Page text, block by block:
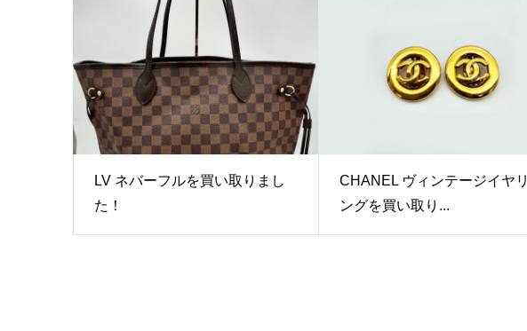
LV ネバーフルを買い取りまし
た！
CHANEL ヴィンテージイヤリ
ングを買い取り...